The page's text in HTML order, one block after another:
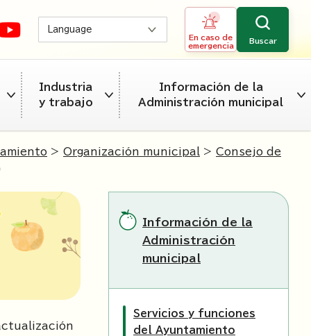
Language
En caso de
emergencia
Buscar
Industria
y trabajo
Información de la
Administración municipal
> Organización municipal > Consejo de
Información de la
Administración
municipal
Servicios y funciones
del Ayuntamiento